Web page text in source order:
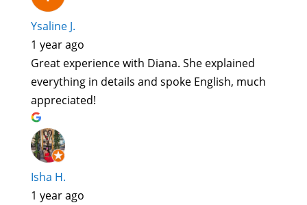
Ysaline J.
1 year ago
Great experience with Diana. She explained
everything in details and spoke English, much
appreciated!
Isha H.
1 year ago